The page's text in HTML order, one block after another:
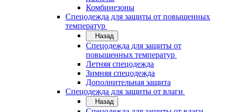
Комбинезоны
Спецодежда для защиты от повышенных
температур
Назад
Спецодежда для защиты от
повышенных температур
Летняя спецодежда
Зимняя спецодежда
Дополнительная защита
Спецодежда для защиты от влаги
Назад